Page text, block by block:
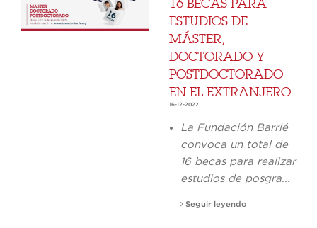
ESTUDIOS DE
MÁSTER,
DOCTORADO Y
POSTDOCTORADO
EN EL EXTRANJERO
16-12-2022
La Fundación Barrié
convoca un total de
16 becas para realizar
estudios de posgra...
Seguir leyendo